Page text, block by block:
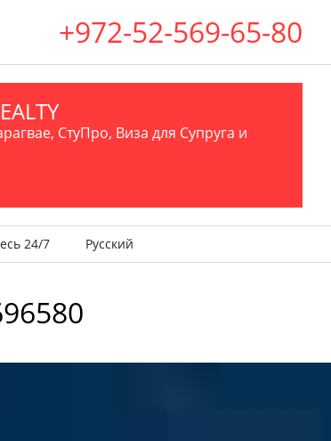
+972-52-569-65-80
СтуПро, Виза для Супруга и
24/7 Русский